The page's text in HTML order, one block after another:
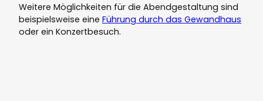
Weitere Möglichkeiten für die Abendgestaltung sind
beispielsweise eine Führung durch das Gewandhaus
oder ein Konzertbesuch.